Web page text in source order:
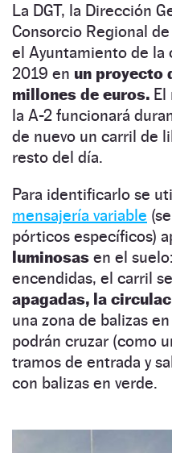
La DGT, la Dirección
Consorcio Regional
el Ayuntamiento de la
2019 en un proyecto
millones de euros. El
la A-2 funcionará
de nuevo un carril de
resto del día.
Para identificarlo se
mensajería variable
pórticos específicos)
luminosas en el
encendidas, el carril
apagadas, la
una zona de balizas
podrán cruzar (como
tramos de entrada y
con balizas en verde.